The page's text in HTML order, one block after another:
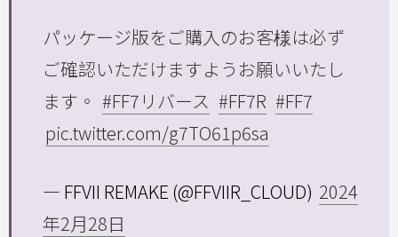
パッケージ版をご購入のお客様は必ず
ご確認いただけますようお願いいたし
ます。 #FF7リバース #FF7R #FF7
pic.twitter.com/g7TO61p6sa
— FFVII REMAKE (@FFVIIR_CLOUD) 2024
年2月28日